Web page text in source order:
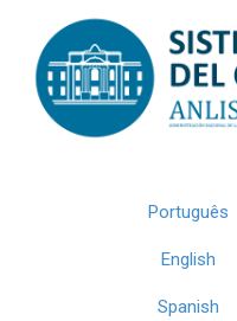
navigation
Português
English
Spanish